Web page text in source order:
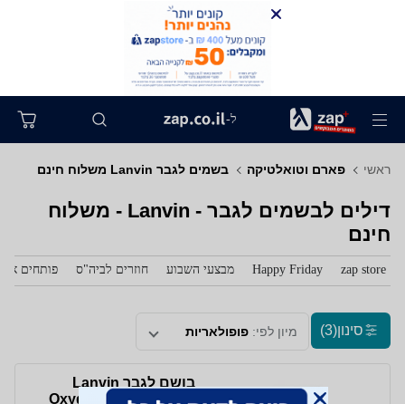
ל-
ראשי פארם וטואלטיקה בשמים לגבר Lanvin משלוח חינם
דילים לבשמים לגבר - Lanvin - משלוח
חינם
zap store
Happy Friday מבצעי השבוע חוזרים לביה"ס פותחים את
סינון(3) מיון לפי: פופולאריות
בושם לגבר Lanvin
Oxygene E.D.T 100ml